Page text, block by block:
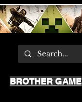
BROTHER GAME